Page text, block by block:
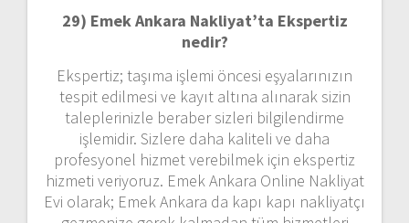
29) Emek Ankara Nakliyat’ta Ekspertiz
nedir?
Ekspertiz; taşıma işlemi öncesi eşyalarınızın
tespit edilmesi ve kayıt altına alınarak sizin
taleplerinizle beraber sizleri bilgilendirme
işlemidir. Sizlere daha kaliteli ve daha
profesyonel hizmet verebilmek için ekspertiz
hizmeti veriyoruz. Emek Ankara Online Nakliyat
Evi olarak; Emek Ankara da kapı kapı nakliyatçı